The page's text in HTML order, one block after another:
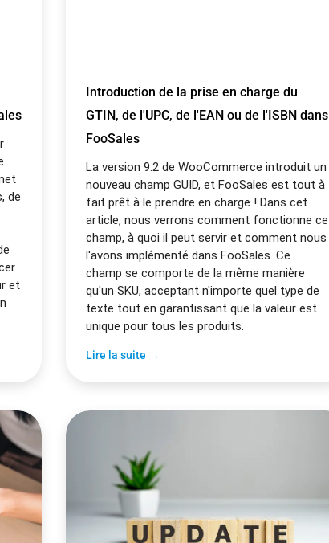
de
et
Introduction de la prise en charge du
GTIN, de l'UPC, de l'EAN ou de l'ISBN dans
FooSales
La version 9.2 de WooCommerce introduit un
nouveau champ GUID, et FooSales est tout à
fait prêt à le prendre en charge ! Dans cet
article, nous verrons comment fonctionne ce
champ, à quoi il peut servir et comment nous
l'avons implémenté dans FooSales. Ce
champ se comporte de la même manière
qu'un SKU, acceptant n'importe quel type de
texte tout en garantissant que la valeur est
unique pour tous les produits.
Lire la suite →